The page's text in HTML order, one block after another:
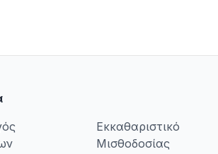
Εκκαθαριστικό
Μισθοδοσίας